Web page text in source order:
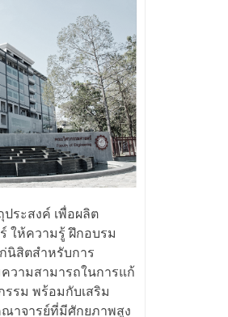
ระสงค์ เพื่อผลิต
ให้ความรู้ ฝึกอบรม
นิสิตสำหรับการ
วามสามารถในการแก้
รม พร้อมกับเสริม
าจารย์ที่มีศักยภาพสูง